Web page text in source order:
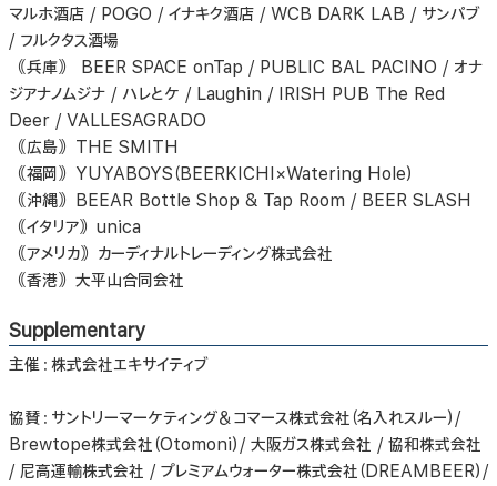
マルホ酒店 / POGO / イナキク酒店 / WCB DARK LAB / サンパブ
/ フルクタス酒場
｟兵庫｠ BEER SPACE onTap / PUBLIC BAL PACINO / オナ
ジアナノムジナ / ハレとケ / Laughin / IRISH PUB The Red
Deer / VALLESAGRADO
｟広島｠THE SMITH
｟福岡｠YUYABOYS（BEERKICHI×Watering Hole）
｟沖縄｠BEEAR Bottle Shop & Tap Room / BEER SLASH
｟イタリア｠unica
｟アメリカ｠カーディナルトレーディング株式会社
｟香港｠大平山合同会社
Supplementary
主催：株式会社エキサイティブ
協賛：サントリーマーケティング＆コマース株式会社（名入れスルー）/
Brewtope株式会社（Otomoni）/ 大阪ガス株式会社 / 協和株式会社
/ 尼高運輸株式会社 / プレミアムウォーター株式会社（DREAMBEER）/